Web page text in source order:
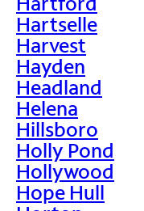
Hartselle
Harvest
Hayden
Headland
Helena
Hillsboro
Holly Pond
Hollywood
Hope Hull